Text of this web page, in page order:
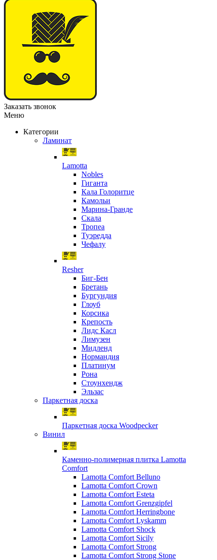
Заказать звонок
Меню
Категории
Ламинат
Lamotta
Nobles
Гиганта
Кала Голоритце
Камольи
Марина-Гранде
Скала
Тропеа
Туэредда
Чефалу
Resher
Биг-Бен
Бретань
Бургундия
Глоуб
Корсика
Крепость
Лидс Касл
Лимузен
Мидленд
Нормандия
Платинум
Рона
Стоунхендж
Эльзас
Паркетная доска
Паркетная доска Woodpecker
Винил
Каменно-полимерная плитка Lamotta
Comfort
Lamotta Comfort Belluno
Lamotta Comfort Crown
Lamotta Comfort Esteta
Lamotta Comfort Grenzgipfel
Lamotta Comfort Herringbone
Lamotta Comfort Lyskamm
Lamotta Comfort Shock
Lamotta Comfort Sicily
Lamotta Comfort Strong
Lamotta Comfort Strong Stone